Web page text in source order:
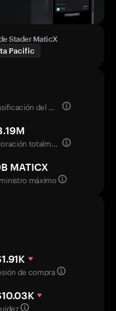
Stader MaticX
Pacific
Clasificación del mercado
Valoración totalmente diluida
MATICX
máximo
de compra